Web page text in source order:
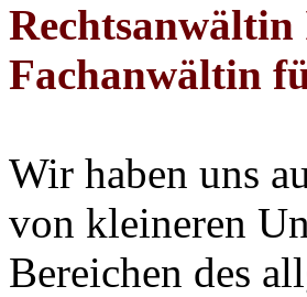
Fachanwältin
Wir haben uns
von kleineren
Bereichen des